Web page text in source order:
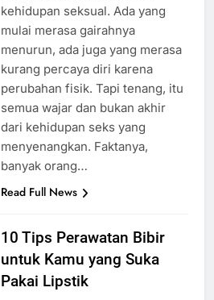
kehidupan seksual. Ada yang
mulai merasa gairahnya
menurun, ada juga yang merasa
kurang percaya diri karena
perubahan fisik. Tapi tenang, itu
semua wajar dan bukan akhir
dari kehidupan seks yang
menyenangkan. Faktanya,
banyak orang…
Read Full News
10 Tips Perawatan Bibir
untuk Kamu yang Suka
Pakai Lipstik